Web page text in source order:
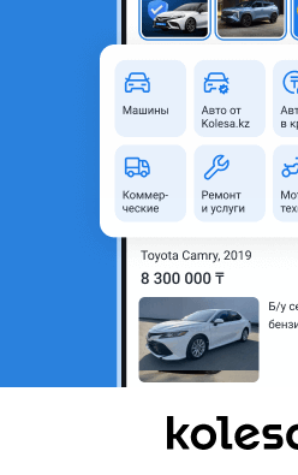
31
Новый двигатель A15SMS